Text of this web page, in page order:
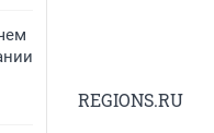
REGIONS.RU